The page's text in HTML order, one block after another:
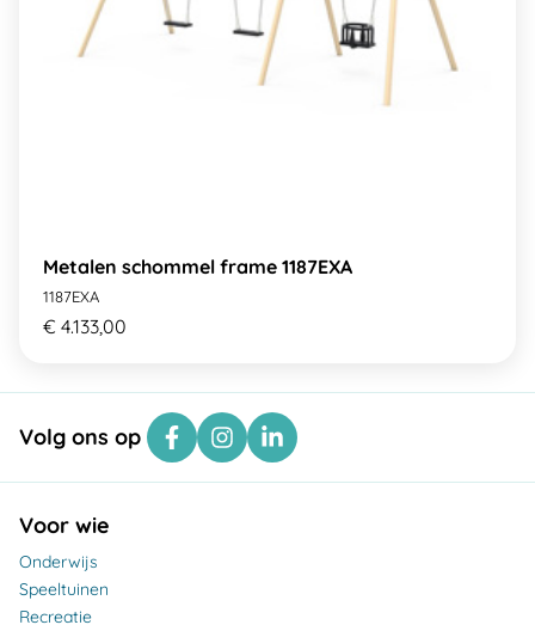
Metalen schommel frame 1187EXA
1187EXA
€ 4.133,00
Volg ons op
Voor wie
Onderwijs
Speeltuinen
Recreatie